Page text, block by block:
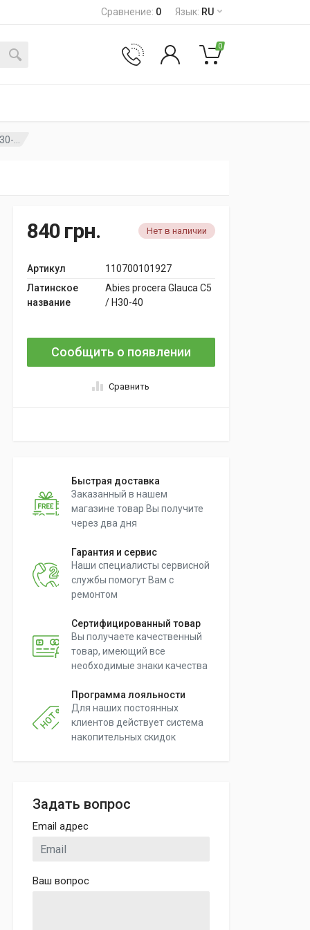
Сравнение: 0 Язык: RU
0
...
840 грн. Нет в наличии
Артикул
110700101927
Латинское
название
Abies procera Glauca C5
/ H30-40
Сообщить о появлении
Сравнить
Быстрая доставка
Заказанный в нашем
магазине товар Вы получите
через два дня
Гарантия и сервис
Наши специалисты сервисной
службы помогут Вам с
ремонтом
Сертифицированный товар
Вы получаете качественный
товар, имеющий все
необходимые знаки качества
Программа лояльности
Для наших постоянных
клиентов действует система
накопительных скидок
Задать вопрос
Email адрес
Ваш вопрос